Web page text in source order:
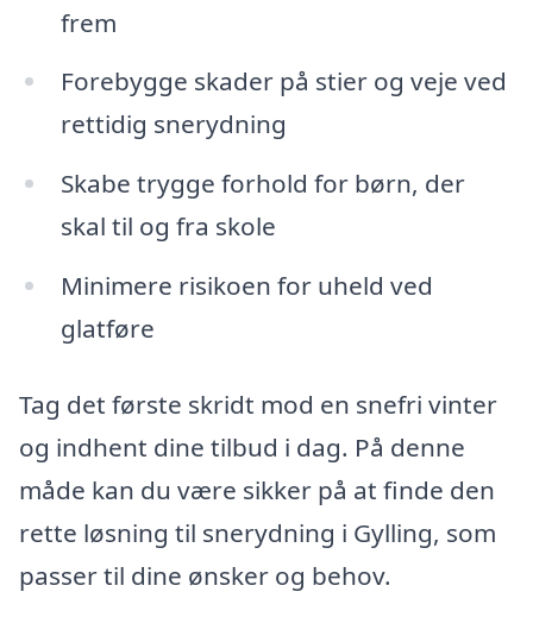
frem
Forebygge skader på stier og veje ved
rettidig snerydning
Skabe trygge forhold for børn, der
skal til og fra skole
Minimere risikoen for uheld ved
glatføre
Tag det første skridt mod en snefri vinter
og indhent dine tilbud i dag. På denne
måde kan du være sikker på at finde den
rette løsning til snerydning i Gylling, som
passer til dine ønsker og behov.